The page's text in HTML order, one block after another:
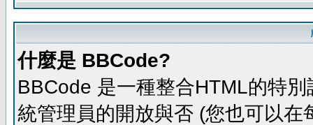
什麼是 BBCode?
BBCode 是一種整合HTML的特
統管理員的開放與否 (您也可以